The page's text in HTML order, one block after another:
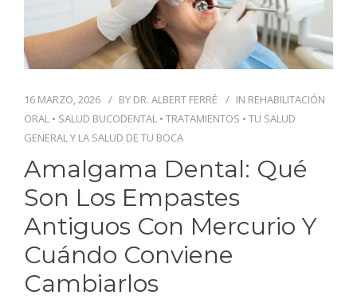
CONTACTO
16 MARZO, 2026 BY DR. ALBERT FERRÉ IN REHABILITACIÓN
ORAL • SALUD BUCODENTAL • TRATAMIENTOS • TU SALUD
GENERAL Y LA SALUD DE TU BOCA
Amalgama Dental: Qué
Son Los Empastes
Antiguos Con Mercurio Y
Cuándo Conviene
Cambiarlos